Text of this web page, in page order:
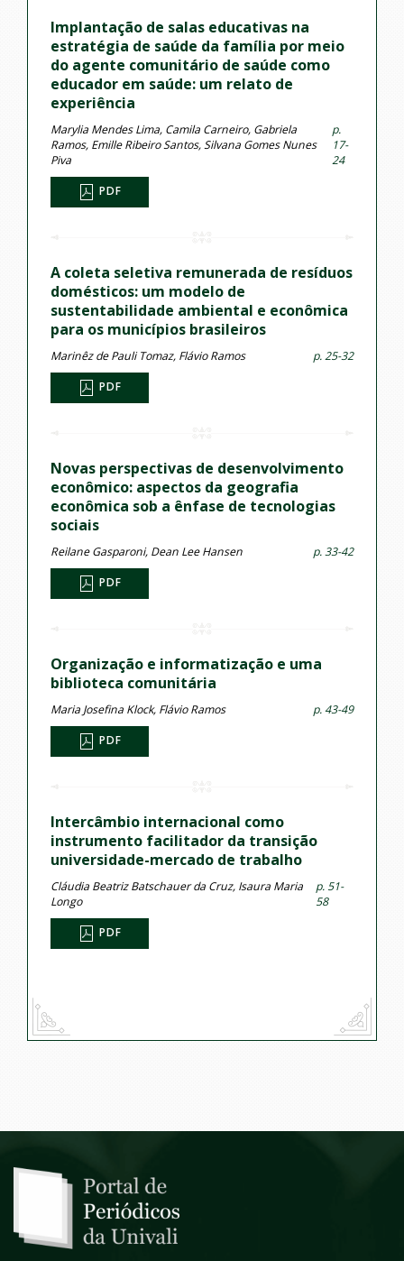
Implantação de salas educativas na
estratégia de saúde da família por meio
do agente comunitário de saúde como
educador em saúde: um relato de
experiência
Marylia Mendes Lima, Camila Carneiro, Gabriela
Ramos, Emille Ribeiro Santos, Silvana Gomes Nunes
Piva
p.
17-
24
PDF
A coleta seletiva remunerada de resíduos
domésticos: um modelo de
sustentabilidade ambiental e econômica
para os municípios brasileiros
Marinêz de Pauli Tomaz, Flávio Ramos p. 25-32
PDF
Novas perspectivas de desenvolvimento
econômico: aspectos da geografia
econômica sob a ênfase de tecnologias
sociais
Reilane Gasparoni, Dean Lee Hansen p. 33-42
PDF
Organização e informatização e uma
biblioteca comunitária
Maria Josefina Klock, Flávio Ramos p. 43-49
PDF
Intercâmbio internacional como
instrumento facilitador da transição
universidade-mercado de trabalho
Cláudia Beatriz Batschauer da Cruz, Isaura Maria
Longo
p. 51-
58
PDF